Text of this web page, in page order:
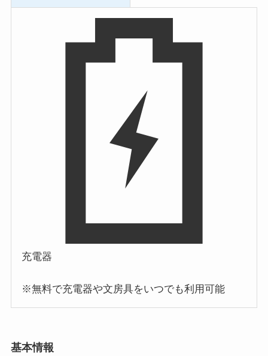
充電器
※無料で充電器や文房具をいつでも利用可能
基本情報